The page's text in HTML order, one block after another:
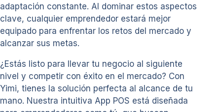
adaptación constante. Al dominar estos aspectos
clave, cualquier emprendedor estará mejor
equipado para enfrentar los retos del mercado y
alcanzar sus metas.
¿Estás listo para llevar tu negocio al siguiente
nivel y competir con éxito en el mercado? Con
Yimi, tienes la solución perfecta al alcance de tu
mano. Nuestra intuitiva App POS está diseñada